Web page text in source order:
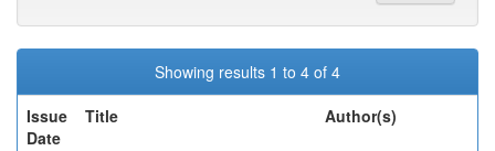
Showing results 1 to 4 of 4
Issue
Date
Title Author(s)